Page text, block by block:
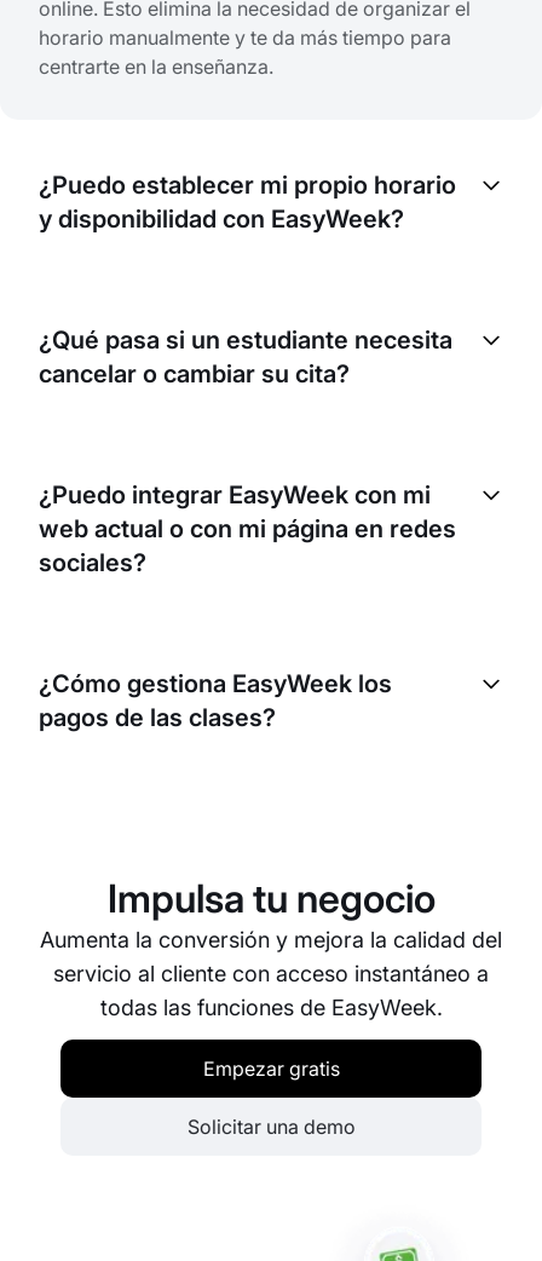
online. Esto elimina la necesidad de organizar el
horario manualmente y te da más tiempo para
centrarte en la enseñanza.
¿Puedo establecer mi propio horario
y disponibilidad con EasyWeek?
Los estudiantes solo pueden reservar citas durante
el tiempo que hayas establecido.
¿Qué pasa si un estudiante necesita
cancelar o cambiar su cita?
hora de la cita según tu disponibilidad. También
puedes establecer tu propia política de
cancelación.
¿Puedo integrar EasyWeek con mi
web actual o con mi página en redes
sociales?
sociales. Así, los estudiantes pueden reservar citas
directamente desde esas plataformas.
¿Cómo gestiona EasyWeek los
pagos de las clases?
Impulsa tu negocio
Aumenta la conversión y mejora la calidad del
servicio al cliente con acceso instantáneo a
todas las funciones de EasyWeek.
Empezar gratis
Solicitar una demo